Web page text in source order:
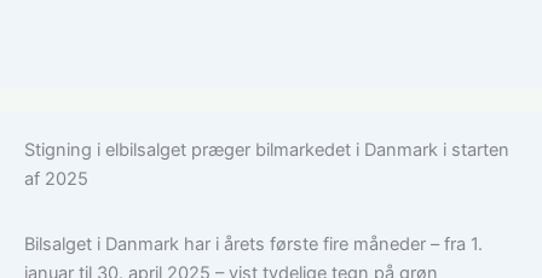
Stigning i elbilsalget præger bilmarkedet i Danmark i starten
af 2025
Bilsalget i Danmark har i årets første fire måneder – fra 1.
januar til 30. april 2025 – vist tydelige tegn på grøn